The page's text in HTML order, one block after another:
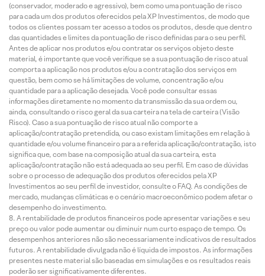
(conservador, moderado e agressivo), bem como uma pontuação de risco
para cada um dos produtos oferecidos pela XP Investimentos, de modo que
todos os clientes possam ter acesso a todos os produtos, desde que dentro
das quantidades e limites da pontuação de risco definidas para o seu perfil.
Antes de aplicar nos produtos e/ou contratar os serviços objeto deste
material, é importante que você verifique se a sua pontuação de risco atual
comporta a aplicação nos produtos e/ou a contratação dos serviços em
questão, bem como se há limitações de volume, concentração e/ou
quantidade para a aplicação desejada. Você pode consultar essas
informações diretamente no momento da transmissão da sua ordem ou,
ainda, consultando o risco geral da sua carteira na tela de carteira (Visão
Risco). Caso a sua pontuação de risco atual não comporte a
aplicação/contratação pretendida, ou caso existam limitações em relação à
quantidade e/ou volume financeiro para a referida aplicação/contratação, isto
significa que, com base na composição atual da sua carteira, esta
aplicação/contratação não está adequada ao seu perfil. Em caso de dúvidas
sobre o processo de adequação dos produtos oferecidos pela XP
Investimentos ao seu perfil de investidor, consulte o FAQ. As condições de
mercado, mudanças climáticas e o cenário macroeconômico podem afetar o
desempenho do investimento.
A rentabilidade de produtos financeiros pode apresentar variações e seu
preço ou valor pode aumentar ou diminuir num curto espaço de tempo. Os
desempenhos anteriores não são necessariamente indicativos de resultados
futuros. A rentabilidade divulgada não é líquida de impostos. As informações
presentes neste material são baseadas em simulações e os resultados reais
poderão ser significativamente diferentes.